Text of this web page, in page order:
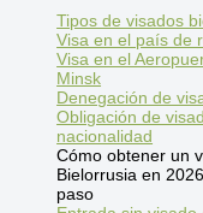
Tipos de visados
Visa en el país de
Visa en el
Minsk
Denegación de
Obligación de
nacionalidad
Cómo obtener un
Bielorrusia en
paso